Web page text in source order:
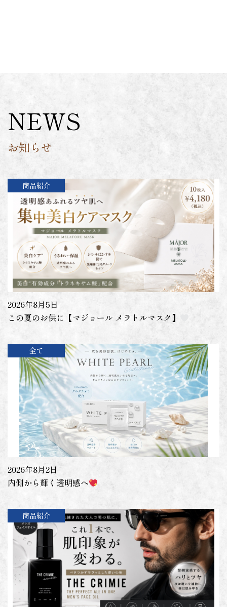
NEWS
お知らせ
商品紹介
2026年8月5日
この夏のお供に【マジョール メラトルマスク】
全て
2026年8月2日
内側から輝く透明感へ
商品紹介